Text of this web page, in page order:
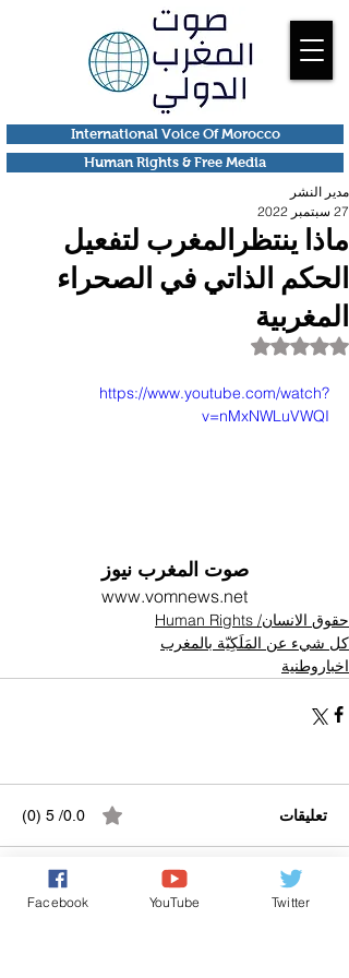
Human Rights & Free Media
International Voice Of Morocco
ماذا ينتظرالمغرب لتفعيل
الحكم الذاتي في الصحراء
المغربية
مدير النشر
27 سبتمبر 2022
تم التقييم بـ ليس رقمًا من أصل 5 نجوم.
https://www.youtube.com/watch?
v=nMxNWLuVWQI
صوت المغرب نيوز
www.vomnews.net
حقوق الانسان/ Human Rights
كل شيء عن المَلَكِيّة بالمغرب
اخباروطنية
تعليقات 0.0/ 5 (0)
التعليق والتقييم... Facebook YouTube Twitter